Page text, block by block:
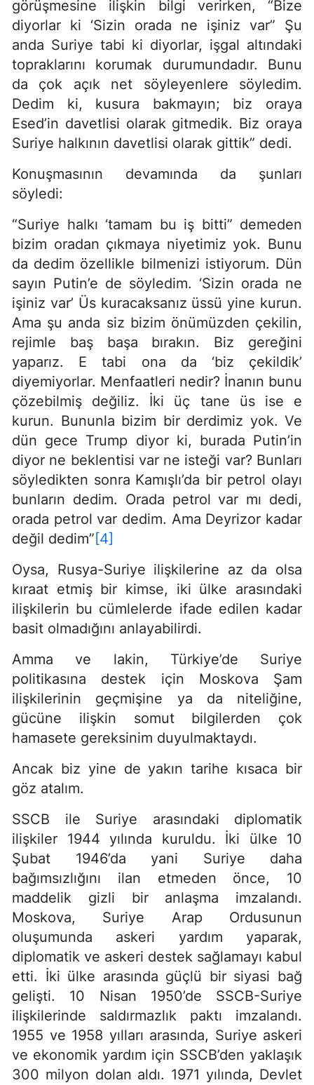
görüşmesine ilişkin bilgi verirken, “Bize
diyorlar ki ‘Sizin orada ne işiniz var” Şu
anda Suriye tabi ki diyorlar, işgal altındaki
topraklarını korumak durumundadır. Bunu
da çok açık net söyleyenlere söyledim.
Dedim ki, kusura bakmayın; biz oraya
Esed’in davetlisi olarak gitmedik. Biz oraya
Suriye halkının davetlisi olarak gittik” dedi.
Konuşmasının devamında da şunları
söyledi:
“Suriye halkı ‘tamam bu iş bitti” demeden
bizim oradan çıkmaya niyetimiz yok. Bunu
da dedim özellikle bilmenizi istiyorum. Dün
sayın Putin’e de söyledim. ‘Sizin orada ne
işiniz var’ Üs kuracaksanız üssü yine kurun.
Ama şu anda siz bizim önümüzden çekilin,
rejimle baş başa bırakın. Biz gereğini
yaparız. E tabi ona da ‘biz çekildik’
diyemiyorlar. Menfaatleri nedir? İnanın bunu
çözebilmiş değiliz. İki üç tane üs ise e
kurun. Bununla bizim bir derdimiz yok. Ve
dün gece Trump diyor ki, burada Putin’in
diyor ne beklentisi var ne isteği var? Bunları
söyledikten sonra Kamışlı’da bir petrol olayı
bunların dedim. Orada petrol var mı dedi,
orada petrol var dedim. Ama Deyrizor kadar
değil dedim” [4]
Oysa, Rusya-Suriye ilişkilerine az da olsa
kıraat etmiş bir kimse, iki ülke arasındaki
ilişkilerin bu cümlelerde ifade edilen kadar
basit olmadığını anlayabilirdi.
Amma ve lakin, Türkiye’de Suriye
politikasına destek için Moskova Şam
ilişkilerinin geçmişine ya da niteliğine,
gücüne ilişkin somut bilgilerden çok
hamasete gereksinim duyulmaktaydı.
Ancak biz yine de yakın tarihe kısaca bir
göz atalım.
SSCB ile Suriye arasındaki diplomatik
ilişkiler 1944 yılında kuruldu. İki ülke 10
Şubat 1946’da yani Suriye daha
bağımsızlığını ilan etmeden önce, 10
maddelik gizli bir anlaşma imzalandı.
Moskova, Suriye Arap Ordusunun
oluşumunda askeri yardım yaparak,
diplomatik ve askeri destek sağlamayı kabul
etti. İki ülke arasında güçlü bir siyasi bağ
gelişti. 10 Nisan 1950’de SSCB-Suriye
ilişkilerinde saldırmazlık paktı imzalandı.
1955 ve 1958 yılları arasında, Suriye askeri
ve ekonomik yardım için SSCB’den yaklaşık
300 milyon dolan aldı. 1971 yılında, Devlet